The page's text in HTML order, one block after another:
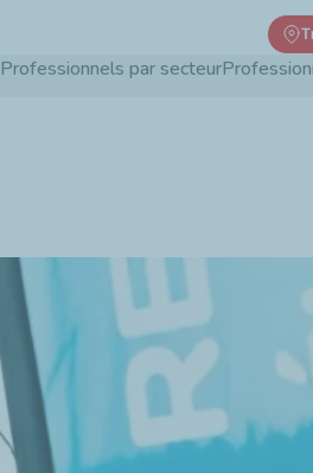
Professionnels par secteur